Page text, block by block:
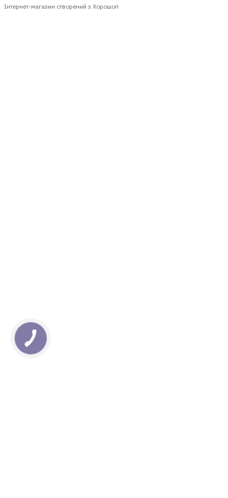
Інтернет-магазин створений з Хорошоп